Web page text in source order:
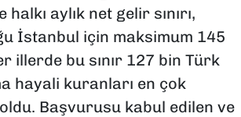
aylık net gelir sınırı,
İstanbul için maksimum 145
illerde bu sınır 127 bin Türk
hayali kuranları en çok
Başvurusu kabul edilen ve